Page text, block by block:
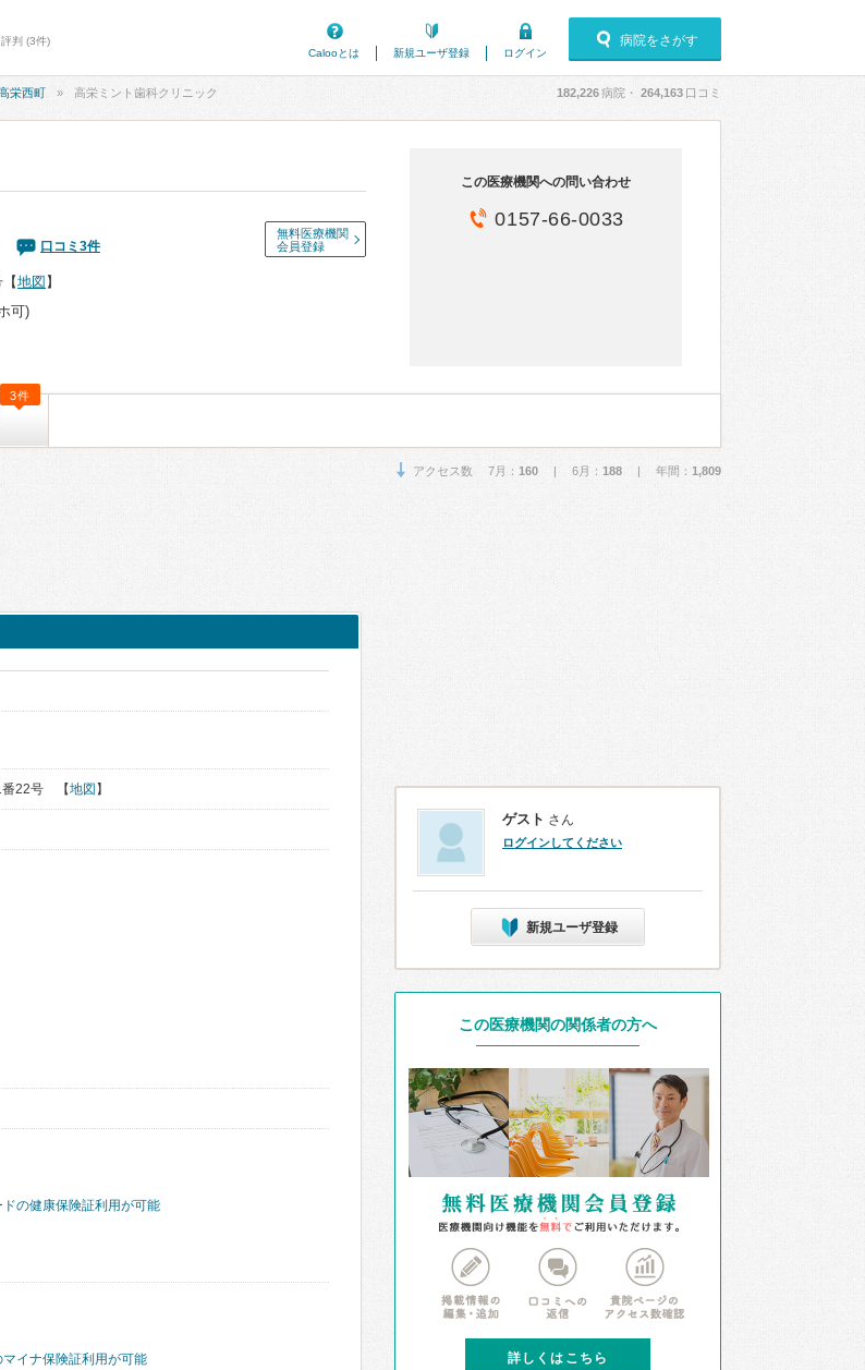
判 (3件)
Calooとは
新規ユーザ登録 ログイン
病院をさがす
栄西町 高栄ミント歯科クリニック 182,226病院・ 264,163 口コミ
無料医療機関
会員登録
口コミ 3件
【地図 】
可)
この医療機関への問い合わせ
0157-66-0033
3件
アクセス数 7月： 160 | 6月： 188 | 年間： 1,809
番22号 【地図 】
の健康保険証利用が可能
イナ保険証利用が可能
ゲスト さん
ログインしてください
新規ユーザ登録
この医療機関の関係者の方へ
詳しくはこちら